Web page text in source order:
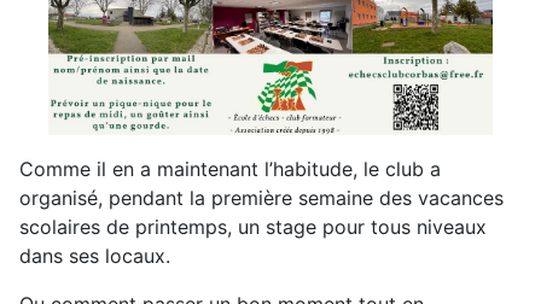
Comme il en a maintenant l’habitude, le club a
organisé, pendant la première semaine des vacances
scolaires de printemps, un stage pour tous niveaux
dans ses locaux.